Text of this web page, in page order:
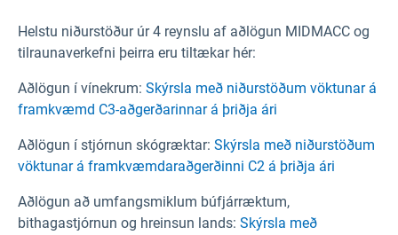
Helstu niðurstöður úr 4 reynslu af aðlögun MIDMACC og
tilraunaverkefni þeirra eru tiltækar hér:
Aðlögun í vínekrum: Skýrsla með niðurstöðum vöktunar á
framkvæmd C3-aðgerðarinnar á þriðja ári
Aðlögun í stjórnun skógræktar: Skýrsla með niðurstöðum
vöktunar á framkvæmdaraðgerðinni C2 á þriðja ári
Aðlögun að umfangsmiklum búfjárræktum,
bithagastjórnun og hreinsun lands: Skýrsla með